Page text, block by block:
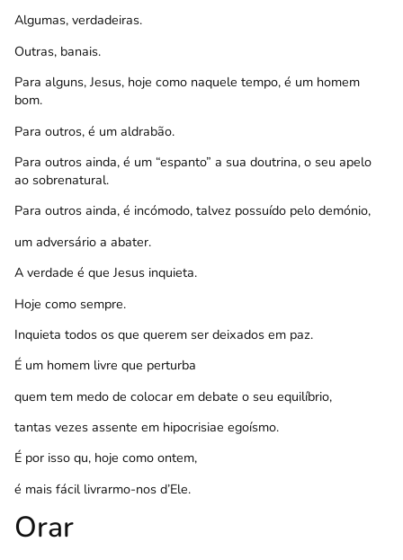
Algumas, verdadeiras.
Outras, banais.
Para alguns, Jesus, hoje como naquele tempo, é um homem
bom.
Para outros, é um aldrabão.
Para outros ainda, é um “espanto” a sua doutrina, o seu apelo
ao sobrenatural.
Para outros ainda, é incómodo, talvez possuído pelo demónio,
um adversário a abater.
A verdade é que Jesus inquieta.
Hoje como sempre.
Inquieta todos os que querem ser deixados em paz.
É um homem livre que perturba
quem tem medo de colocar em debate o seu equilíbrio,
tantas vezes assente em hipocrisiae egoísmo.
É por isso qu, hoje como ontem,
é mais fácil livrarmo-nos d’Ele.
Orar